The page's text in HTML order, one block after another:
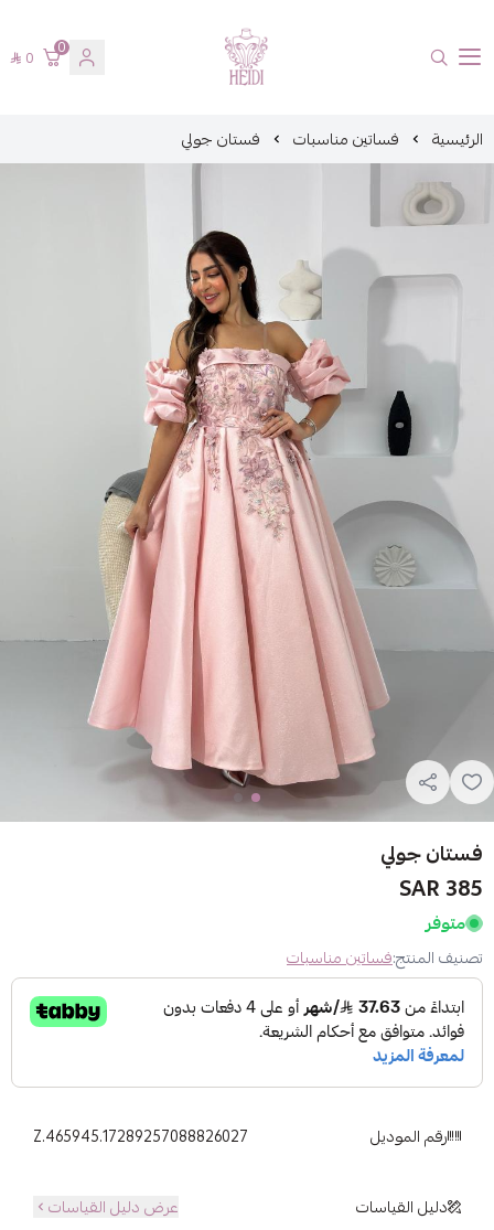
هايدي فاشن
0
0
الرئيسية فساتين مناسبات فستان جولي
فستان جولي
385 SAR
متوفر
تصنيف المنتج:فساتين مناسبات
رقم الموديل Z.465945.17289257088826027
دليل القياسات عرض دليل القياسات